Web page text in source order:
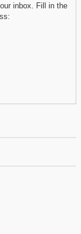
inbox. Fill in the